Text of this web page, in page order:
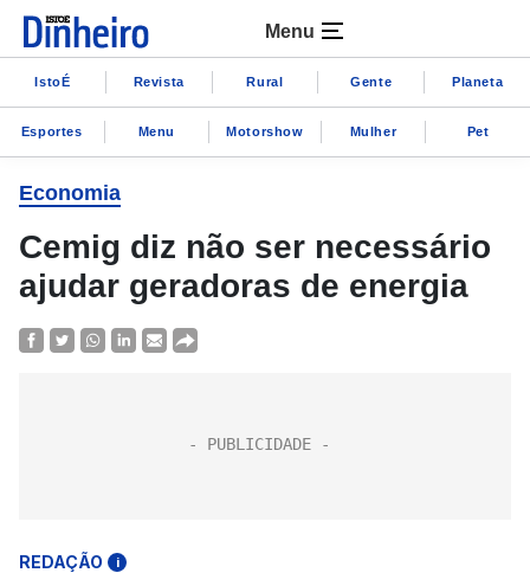
Menu
IstoÉ Revista Rural Gente Planeta
Esportes Menu Motorshow Mulher Pet
Economia
Cemig diz não ser necessário
ajudar geradoras de energia
REDAÇÃO i